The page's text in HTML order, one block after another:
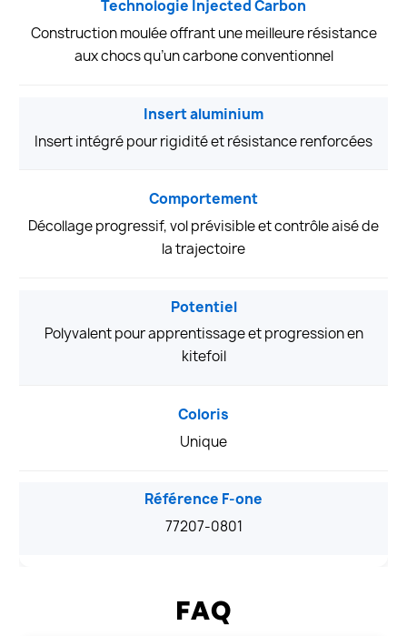
Technologie Injected Carbon
Construction moulée offrant une meilleure résistance
aux chocs qu’un carbone conventionnel
Insert aluminium
Insert intégré pour rigidité et résistance renforcées
Comportement
Décollage progressif, vol prévisible et contrôle aisé de
la trajectoire
Potentiel
Polyvalent pour apprentissage et progression en
kitefoil
Coloris
Unique
Référence F-one
77207-0801
FAQ